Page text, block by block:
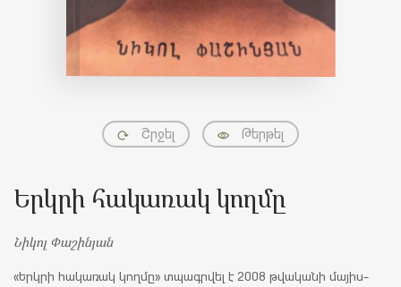
Շրջել Թերթել
Երկրի հակառակ կողմը
Նիկոլ Փաշինյան
«Երկրի հակառակ կողմը» տպագրվել է 2008 թվականի մայիս-